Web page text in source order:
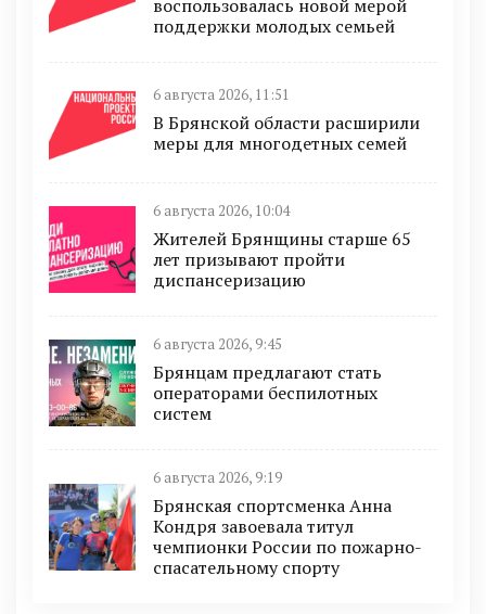
воспользовалась новой мерой
поддержки молодых семьей
6 августа 2026, 11:51
В Брянской области расширили
меры для многодетных семей
6 августа 2026, 10:04
Жителей Брянщины старше 65
лет призывают пройти
диспансеризацию
6 августа 2026, 9:45
Брянцам предлагают cтать
оперaтoрами бeспилотных
систeм
6 августа 2026, 9:19
Брянская спортсменка Анна
Кондря завоевала титул
чемпионки России по пожарно-
спасательному спорту